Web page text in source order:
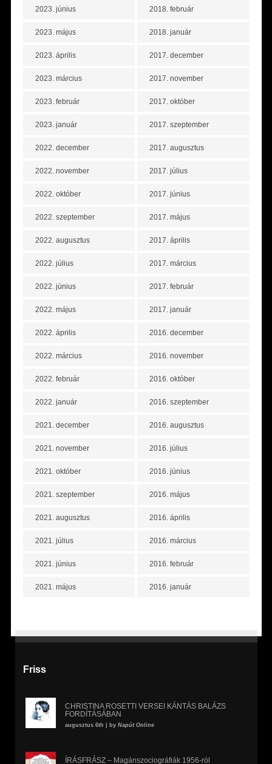
2023. június
2023. május
2023. április
2023. március
2023. február
2023. január
2022. december
2022. november
2022. október
2022. szeptember
2022. augusztus
2022. július
2022. június
2022. május
2022. április
2022. március
2022. február
2022. január
2021. december
2021. november
2021. október
2021. szeptember
2021. augusztus
2021. július
2021. június
2021. május
2018. február
2018. január
2017. december
2017. november
2017. október
2017. szeptember
2017. augusztus
2017. július
2017. június
2017. május
2017. április
2017. március
2017. február
2017. január
2016. december
2016. november
2016. október
2016. szeptember
2016. augusztus
2016. július
2016. június
2016. május
2016. április
2016. március
2016. február
2016. január
Friss
CHRISTINA ROSETTI VERSEI KÁNTÁS BALÁZS
FORDÍTÁSÁBAN
augusztus 6th | by Napút Online
ÍRÁSFRÁSZ – Magánszociográfiák 1956-ról